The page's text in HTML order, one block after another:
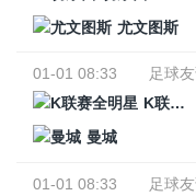
尤文图斯
01-01 08:33
足球
K联赛全明星
曼城
01-01 08:33
足球